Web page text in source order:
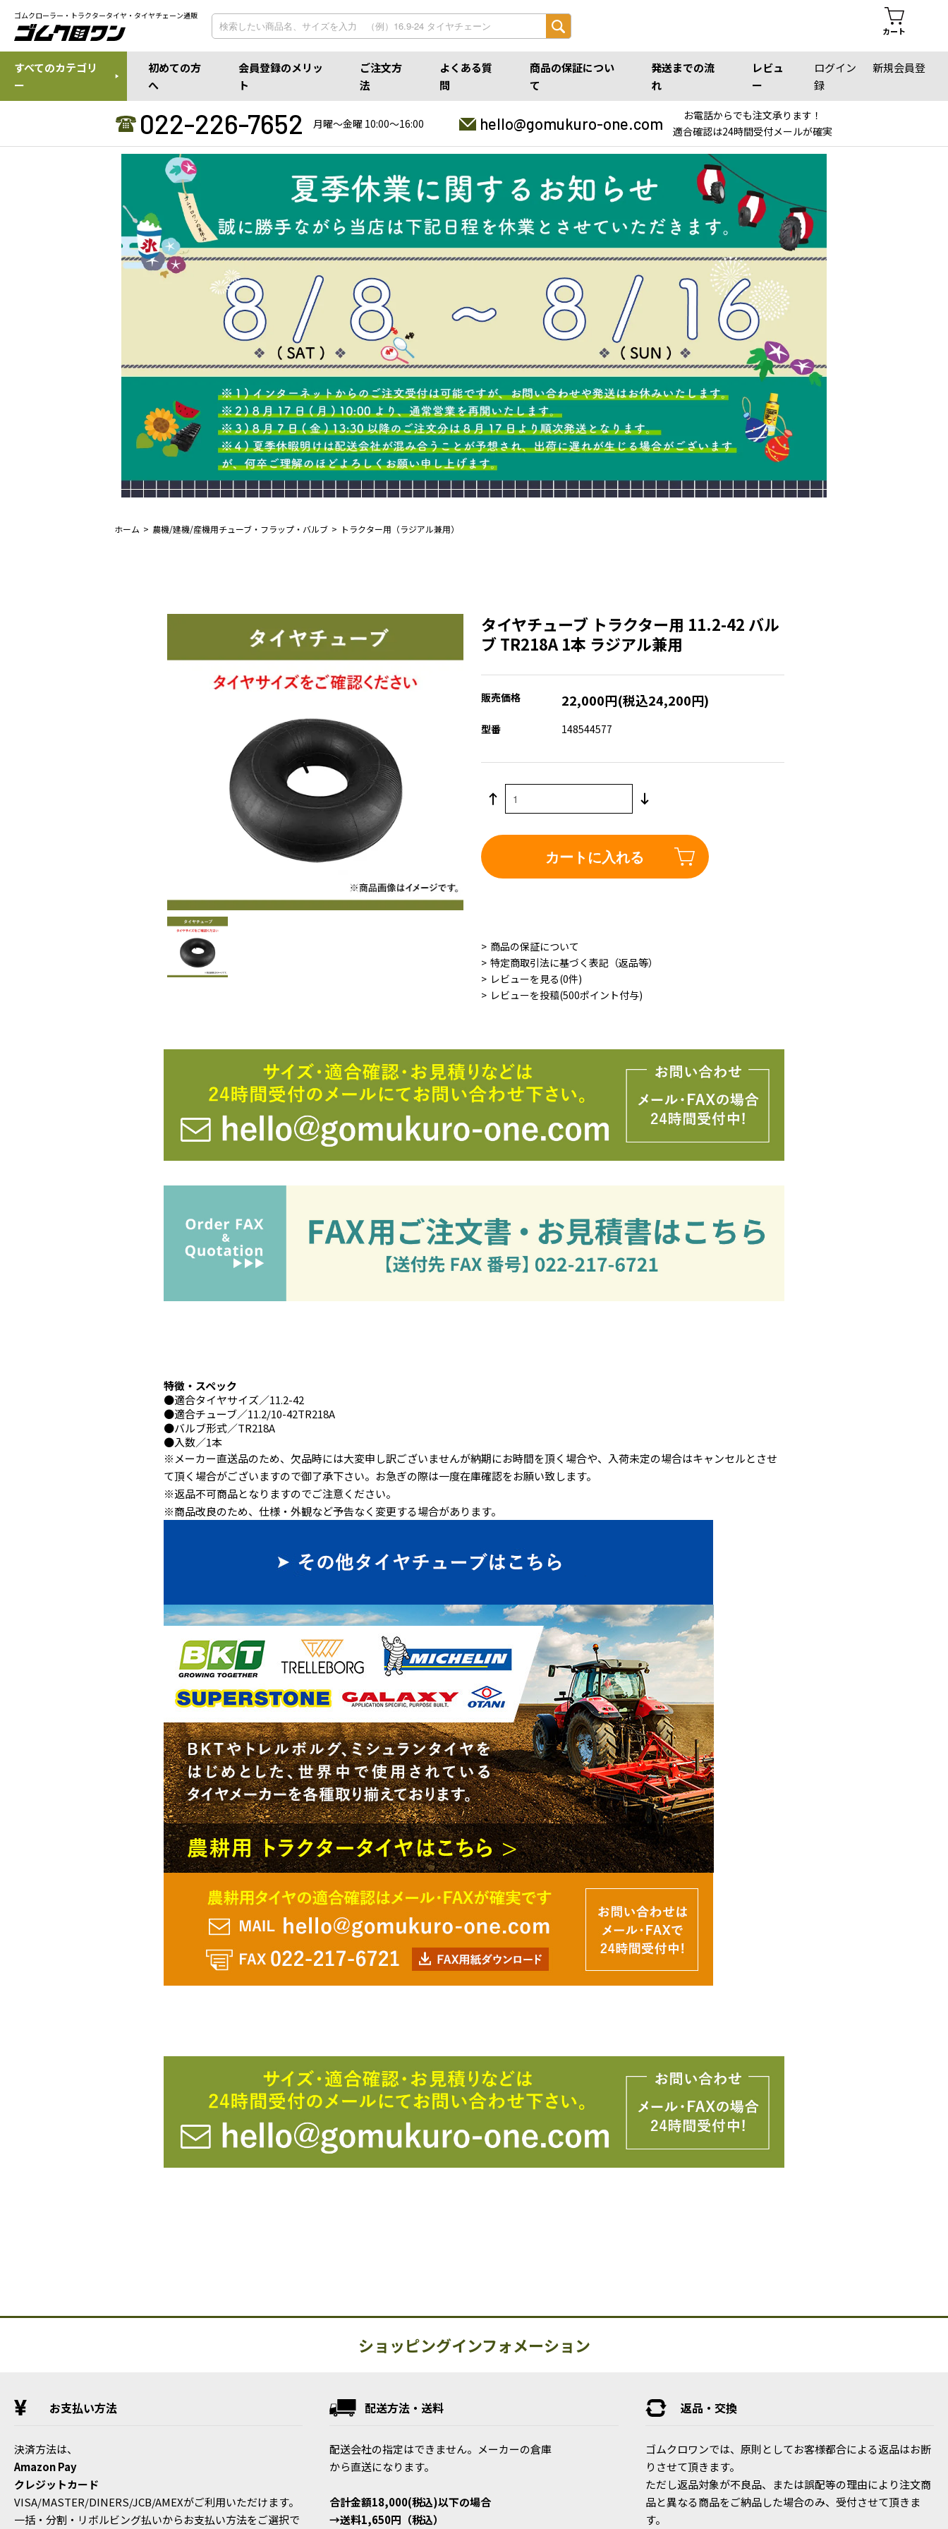
ゴムクローラー・トラクタータイヤ・タイヤチェーン通販
カート
すべてのカテゴリ
ー
初めての方
へ
会員登録のメリッ
ト
ご注文方
法
よくある質
問
商品の保証につい
て
発送までの流
れ
レビュ
ー
ログイン
新規会員登
録
022-226-7652 月曜〜金曜 10:00〜16:00 hello@gomukuro-one.com
お電話からでも注文承ります！
適合確認は24時間受付メールが確実
ホーム 農機/建機/産機用チューブ・フラップ・バルブ トラクター用（ラジアル兼用）
タイヤチューブ トラクター用 11.2-42 バル
ブ TR218A 1本 ラジアル兼用
販売価格 22,000円(税込24,200円)
型番 148544577
カートに入れる
商品の保証について
特定商取引法に基づく表記（返品等）
レビューを見る(0件)
レビューを投稿(500ポイント付与)
特徴・スペック
●適合タイヤサイズ／11.2-42
●適合チューブ／11.2/10-42TR218A
●バルブ形式／TR218A
●入数／1本
※メーカー直送品のため、欠品時には大変申し訳ございませんが納期にお時間を頂く場合や、入荷未定の場合はキャンセルとさせ
て頂く場合がございますので御了承下さい。お急ぎの際は一度在庫確認をお願い致します。
※返品不可商品となりますのでご注意ください。
※商品改良のため、仕様・外観など予告なく変更する場合があります。
ショッピングインフォメーション
お支払い方法
決済方法は、
Amazon Pay
クレジットカード
VISA/MASTER/DINERS/JCB/AMEXがご利用いただけます。
一括・分割・リボルビング払いからお支払い方法をご選択で
配送方法・送料
配送会社の指定はできません。メーカーの倉庫
から直送になります。
合計金額18,000(税込)以下の場合
→送料1,650円（税込）
返品・交換
ゴムクロワンでは、原則としてお客様都合による返品はお断
りさせて頂きます。
ただし返品対象が不良品、または誤配等の理由により注文商
品と異なる商品をご納品した場合のみ、受付させて頂きま
す。